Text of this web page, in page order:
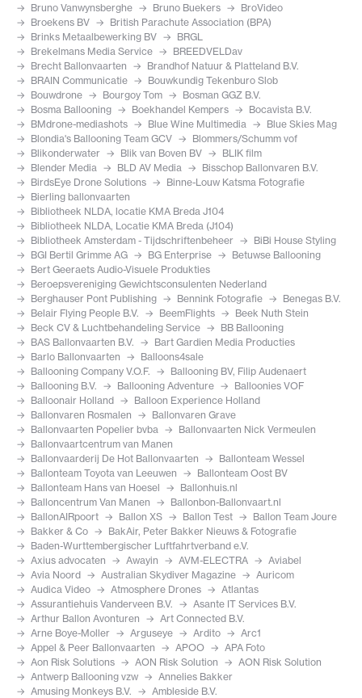
Bruno Vanwynsberghe
Bruno Buekers
BroVideo
Broekens BV
British Parachute Association (BPA)
Brinks Metaalbewerking BV
BRGL
Brekelmans Media Service
BREEDVELDav
Brecht Ballonvaarten
Brandhof Natuur & Platteland B.V.
BRAIN Communicatie
Bouwkundig Tekenburo Slob
Bouwdrone
Bourgoy Tom
Bosman GGZ B.V.
Bosma Ballooning
Boekhandel Kempers
Bocavista B.V.
BMdrone-mediashots
Blue Wine Multimedia
Blue Skies Mag
Blondia's Ballooning Team GCV
Blommers/Schumm vof
Blikonderwater
Blik van Boven BV
BLIK film
Blender Media
BLD AV Media
Bisschop Ballonvaren B.V.
BirdsEye Drone Solutions
Binne-Louw Katsma Fotografie
Bierling ballonvaarten
Bibliotheek NLDA, locatie KMA Breda J104
Bibliotheek NLDA, Locatie KMA Breda (J104)
Bibliotheek Amsterdam - Tijdschriftenbeheer
BiBi House Styling
BGI Bertil Grimme AG
BG Enterprise
Betuwse Ballooning
Bert Geeraets Audio-Visuele Produkties
Beroepsvereniging Gewichtsconsulenten Nederland
Berghauser Pont Publishing
Bennink Fotografie
Benegas B.V.
Belair Flying People B.V.
BeemFlights
Beek Nuth Stein
Beck CV & Luchtbehandeling Service
BB Ballooning
BAS Ballonvaarten B.V.
Bart Gardien Media Producties
Barlo Ballonvaarten
Balloons4sale
Ballooning Company V.O.F.
Ballooning BV, Filip Audenaert
Ballooning B.V.
Ballooning Adventure
Balloonies VOF
Balloonair Holland
Balloon Experience Holland
Ballonvaren Rosmalen
Ballonvaren Grave
Ballonvaarten Popelier bvba
Ballonvaarten Nick Vermeulen
Ballonvaartcentrum van Manen
Ballonvaarderij De Hot Ballonvaarten
Ballonteam Wessel
Ballonteam Toyota van Leeuwen
Ballonteam Oost BV
Ballonteam Hans van Hoesel
Ballonhuis.nl
Balloncentrum Van Manen
Ballonbon-Ballonvaart.nl
BallonAIRpoort
Ballon XS Ballon Test
Ballon Team Joure
Bakker & Co
BakAir, Peter Bakker Nieuws & Fotografie
Baden-Wurttembergischer Luftfahrtverband e.V.
Axius advocaten
Awayin AVM-ELECTRA
Aviabel
Avia Noord
Australian Skydiver Magazine
Auricom
Audica Video
Atmosphere Drones
Atlantas
Assurantiehuis Vanderveen B.V.
Asante IT Services B.V.
Arthur Ballon Avonturen
Art Connected B.V.
Arne Boye-Moller
Arguseye Ardito
Arc1
Appel & Peer Ballonvaarten
APOO
APA Foto
Aon Risk Solutions
AON Risk Solution
AON Risk Solution
Antwerp Ballooning vzw
Annelies Bakker
Amusing Monkeys B.V.
Ambleside B.V.